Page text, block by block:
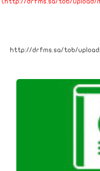
http://drfms.sa/tob/